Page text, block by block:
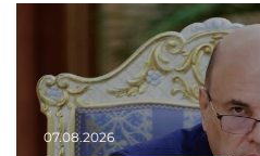
07.08.2026